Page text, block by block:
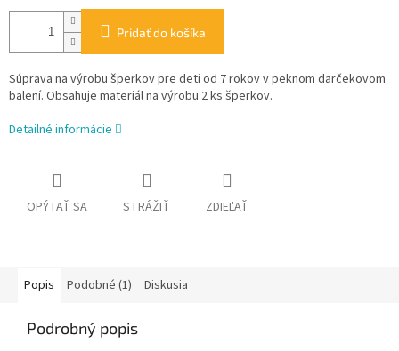
Pridať do košíka
Súprava na výrobu šperkov pre deti od 7 rokov v peknom darčekovom
balení. Obsahuje materiál na výrobu 2 ks šperkov.
Detailné informácie
OPÝTAŤ SA STRÁŽIŤ ZDIEĽAŤ
Popis Podobné (1) Diskusia
Podrobný popis